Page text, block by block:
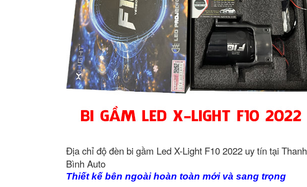
Địa chỉ độ đèn bi gầm Led X-Light F10 2022 uy tín tại Thanh
Bình Auto
Thiết kế bên ngoài hoàn toàn mới và sang trọng